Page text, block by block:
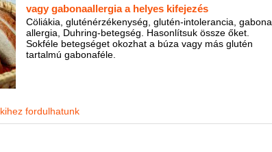
vagy gabonaallergia a helyes kifejezés
Cöliákia, gluténérzékenység, glutén-intolerancia, gabona
allergia, Duhring-betegség. Hasonlítsuk össze őket.
Sokféle betegséget okozhat a búza vagy más glutén
tartalmú gabonaféle.
kihez fordulhatunk